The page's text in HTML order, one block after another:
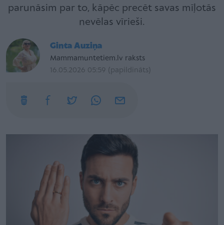
parunāsim par to, kāpēc precēt savas mīļotās
nevēlas vīrieši.
Ginta Auziņa
Mammamuntetiem.lv raksts
16.05.2026 05:59 (papildināts)